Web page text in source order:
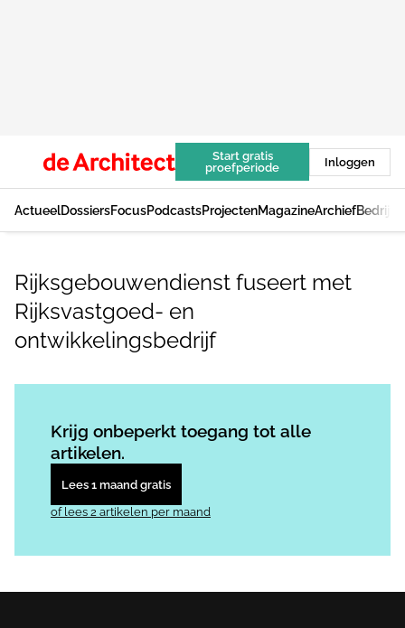
Start gratis
proefperiode
Inloggen
ActueelDossiersFocusPodcastsProjectenMagazineArchief
Rijksgebouwendienst fuseert met
Rijksvastgoed- en
ontwikkelingsbedrijf
Krijg onbeperkt toegang tot alle
artikelen.
Lees 1 maand gratis
of lees 2 artikelen per maand